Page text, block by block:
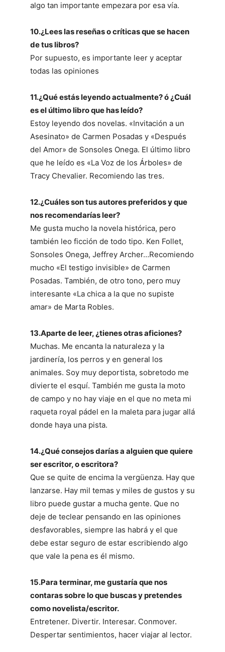
algo tan importante empezara por esa vía.
10.¿Lees las reseñas o críticas que se hacen
de tus libros?
Por supuesto, es importante leer y aceptar
todas las opiniones
11.¿Qué estás leyendo actualmente? ó ¿Cuál
es el último libro que has leído?
Estoy leyendo dos novelas. «Invitación a un
Asesinato» de Carmen Posadas y «Después
del Amor» de Sonsoles Onega. El último libro
que he leído es «La Voz de los Árboles» de
Tracy Chevalier. Recomiendo las tres.
12.¿Cuáles son tus autores preferidos y que
nos recomendarías leer?
Me gusta mucho la novela histórica, pero
también leo ficción de todo tipo. Ken Follet,
Sonsoles Onega, Jeffrey Archer…Recomiendo
mucho «El testigo invisible» de Carmen
Posadas. También, de otro tono, pero muy
interesante «La chica a la que no supiste
amar» de Marta Robles.
13.Aparte de leer, ¿tienes otras aficiones?
Muchas. Me encanta la naturaleza y la
jardinería, los perros y en general los
animales. Soy muy deportista, sobretodo me
divierte el esquí. También me gusta la moto
de campo y no hay viaje en el que no meta mi
raqueta royal pádel en la maleta para jugar allá
donde haya una pista.
14.¿Qué consejos darías a alguien que quiere
ser escritor, o escritora?
Que se quite de encima la vergüenza. Hay que
lanzarse. Hay mil temas y miles de gustos y su
libro puede gustar a mucha gente. Que no
deje de teclear pensando en las opiniones
desfavorables, siempre las habrá y el que
debe estar seguro de estar escribiendo algo
que vale la pena es él mismo.
15.Para terminar, me gustaría que nos
contaras sobre lo que buscas y pretendes
como novelista/escritor.
Entretener. Divertir. Interesar. Conmover.
Despertar sentimientos, hacer viajar al lector.